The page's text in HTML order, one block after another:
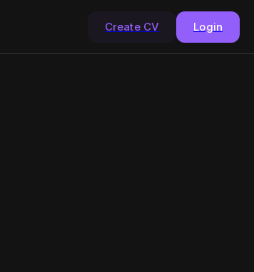
Create CV Login